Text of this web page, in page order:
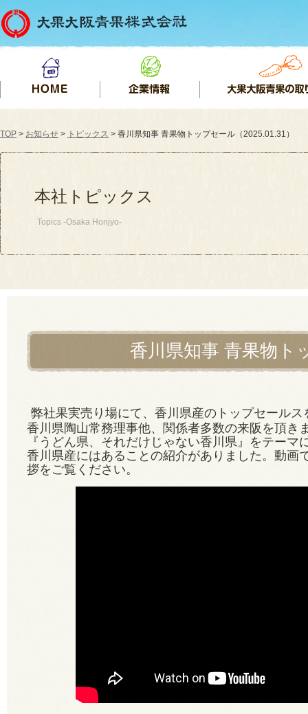
TOP > お知らせ > トピックス > 香川県知事 青果物トップセール（2025.01.31）
本社トピックス
Topics -Osaka Honjyo-
香川県知事 青果物ト
弊社果実売り場にて、香川県産のトップセール
香川県陶山常務理事他、関係者多数の来阪を頂き
『うどん県、それだけじゃない香川県』をテー
香川県産にはあることの紹介がありました。動画
拶をご覧ください。